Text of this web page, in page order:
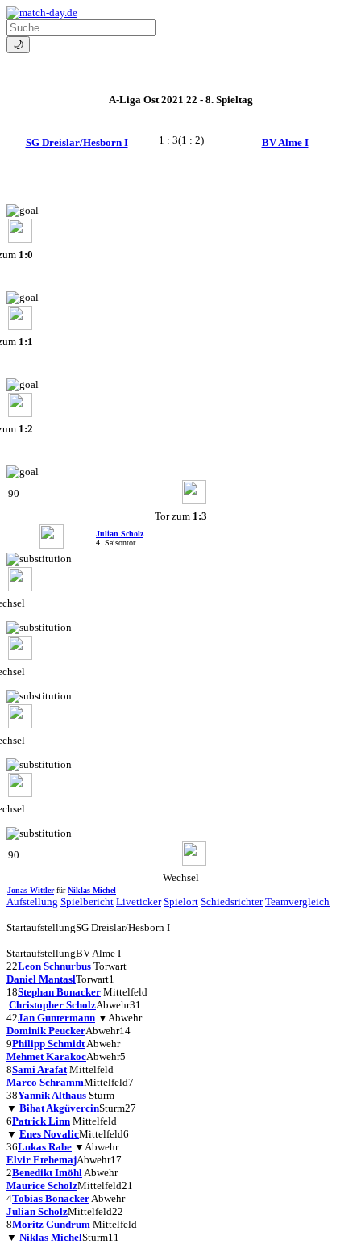
🌙
A-Liga Ost 2021|22 - 8. Spieltag
SG Dreislar/Hesborn I 1 : 3(1 : 2) BV Alme I
1:0
1:1
1:2
90
Tor zum 1:3
Julian Scholz
4. Saisontor
90
Wechsel
Jonas WittlerfürNiklas Michel
Aufstellung Spielbericht Liveticker Spielort Schiedsrichter Teamvergleich
StartaufstellungSG Dreislar/Hesborn I
StartaufstellungBV Alme I
22Leon Schnurbus Torwart
Daniel MantaslTorwart1
18Stephan Bonacker Mittelfeld
Christopher ScholzAbwehr31
42Jan Guntermann ▼ Abwehr
Dominik PeuckerAbwehr14
9Philipp SchmidtAbwehr
Mehmet KarakocAbwehr5
8Sami Arafat Mittelfeld
Marco SchrammMittelfeld7
38Yannik Althaus Sturm
▼ Bihat AkgüvercinSturm27
6Patrick Linn Mittelfeld
▼ Enes NovalicMittelfeld6
36Lukas Rabe ▼ Abwehr
Elvir EtehemajAbwehr17
2Benedikt ImöhlAbwehr
Maurice ScholzMittelfeld21
4Tobias BonackerAbwehr
Julian ScholzMittelfeld22
8Moritz Gundrum Mittelfeld
▼ Niklas MichelSturm11